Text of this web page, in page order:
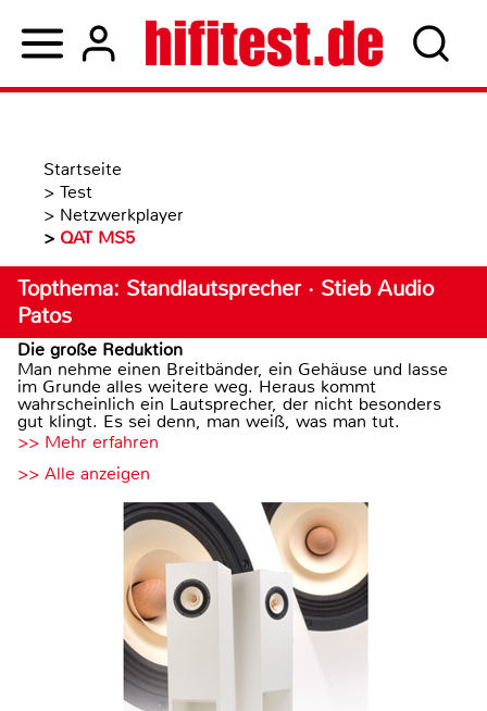
Startseite
> Test
> Netzwerkplayer
> QAT MS5
Topthema: Standlautsprecher · Stieb Audio
Patos
Die große Reduktion
Man nehme einen Breitbänder, ein Gehäuse und lasse
im Grunde alles weitere weg. Heraus kommt
wahrscheinlich ein Lautsprecher, der nicht besonders
gut klingt. Es sei denn, man weiß, was man tut.
>> Mehr erfahren
>> Alle anzeigen